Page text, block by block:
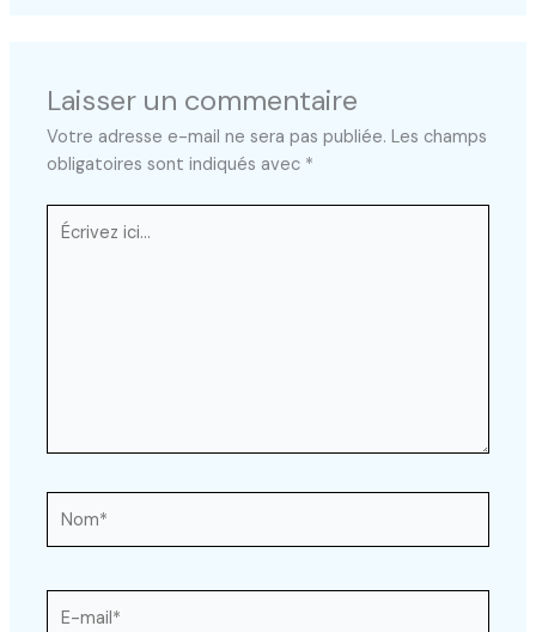
Laisser un commentaire
Votre adresse e-mail ne sera pas publiée. Les champs
obligatoires sont indiqués avec *
Écrivez
ici…